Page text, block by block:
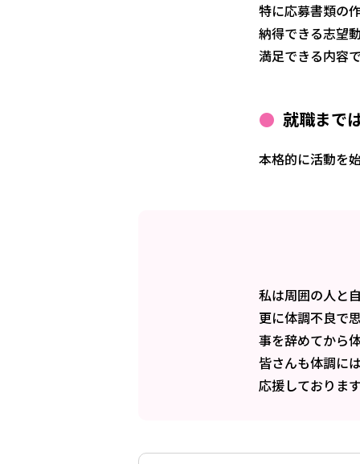
特に応募書類の
納得できる志望
満足できる内容
就職まで
本格的に活動を
私は周囲の人と
更に体調不良で
事を辞めてから
皆さんも体調に
応援しておりま